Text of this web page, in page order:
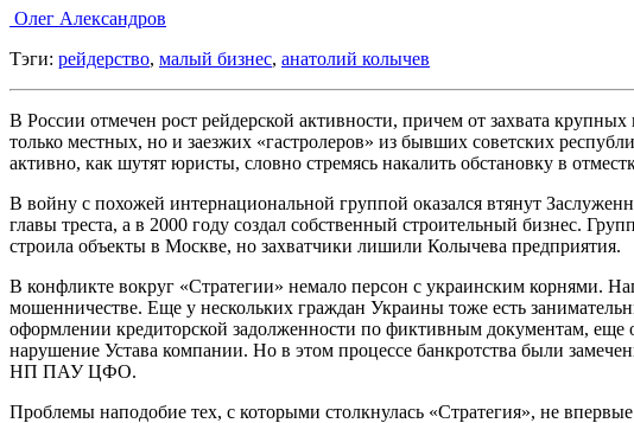
Олег Александров
Тэги: рейдерство, малый бизнес, анатолий колычев
В России отмечен рост рейдерской активности, причем от захвата
только местных, но и заезжих «гастролеров» из бывших советских
активно, как шутят юристы, словно стремясь накалить обстановку в
В войну с похожей интернациональной группой оказался втянут
главы треста, а в 2000 году создал собственный строительный бизнес.
строила объекты в Москве, но захватчики лишили Колычева предприятия.
В конфликте вокруг «Стратегии» немало персон с украинским корнями.
мошенничестве. Еще у нескольких граждан Украины тоже есть
оформлении кредиторской задолженности по фиктивным документам,
нарушение Устава компании. Но в этом процессе банкротства были
НП ПАУ ЦФО.
Проблемы наподобие тех, с которыми столкнулась «Стратегия», не